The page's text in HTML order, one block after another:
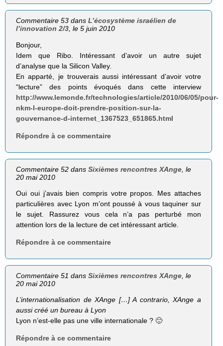
Commentaire 53 dansL’écosystème israélien de
l’innovation 2/3, le 5 juin 2010
Bonjour,
Idem que Ribo. Intéressant d’avoir un autre sujet
d’analyse que la Silicon Valley.
En apparté, je trouverais aussi intéressant d’avoir votre
“lecture” des points évoqués dans cette interview
http://www.lemonde.fr/technologies/article/2010/06/05/pour-
nkm-l-europe-doit-prendre-position-sur-la-
gouvernance-d-internet_1367523_651865.html
Répondre à ce commentaire
Commentaire 52 dansSixièmes rencontres XAnge , le
20 mai 2010
Oui oui j’avais bien compris votre propos. Mes attaches
particulières avec Lyon m’ont poussé à vous taquiner sur
le sujet. Rassurez vous cela n’a pas perturbé mon
attention lors de la lecture de cet intéressant article.
Répondre à ce commentaire
Commentaire 51 dansSixièmes rencontres XAnge , le
20 mai 2010
L’internationalisation de XAnge […] A contra­rio, XAnge a
aussi créé un bureau à Lyon
Lyon n’est-elle pas une ville internationale ? 🙂
Répondre à ce commentaire